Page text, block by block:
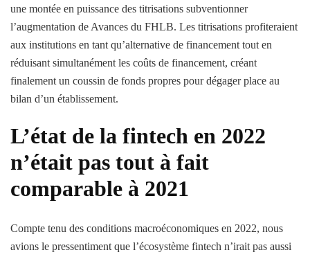
une montée en puissance des titrisations subventionner
l’augmentation de Avances du FHLB. Les titrisations profiteraient
aux institutions en tant qu’alternative de financement tout en
réduisant simultanément les coûts de financement, créant
finalement un coussin de fonds propres pourdégagerplace au
bilan d’un établissement.
L’état de la fintech en 2022
n’était pas tout à fait
comparable à 2021
Compte tenu des conditions macroéconomiques en 2022, nous
avions le pressentiment que l’écosystème fintech n’irait pas aussi